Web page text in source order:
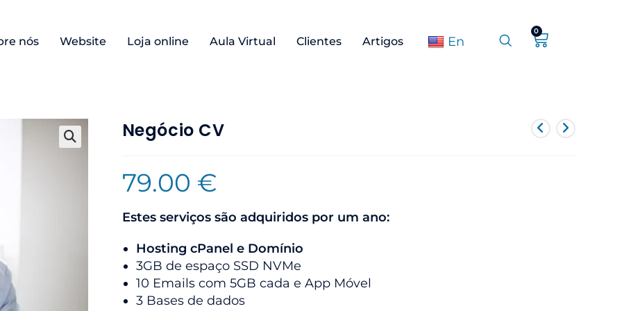
nós Website Loja online Aula Virtual Clientes Artigos En
0
Negócio CV
79.00 €
Estes serviços são adquiridos por um ano:
Hosting cPanel e Domínio
3GB de espaço SSD NVMe
10 Emails com 5GB cada e App Móvel
3 Bases de dados